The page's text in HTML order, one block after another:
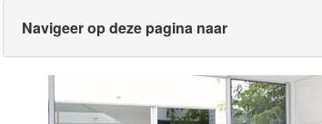
Navigeer op deze pagina naar